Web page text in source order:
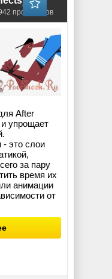
просмотров
After
и упрощает
- это слои
за пару
время их
анимации
от